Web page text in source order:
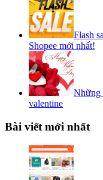
Flash
Shopee mới nhất!
Những
valentine
Bài viết mới nhất